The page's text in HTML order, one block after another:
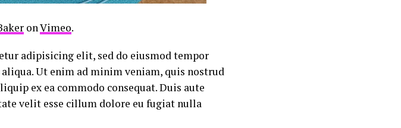
onVimeo.
adipisicing elit, sed do eiusmod tempor
Ut enim ad minim veniam, quis nostrud
ex ea commodo consequat. Duis aute
velit esse cillum dolore eu fugiat nulla